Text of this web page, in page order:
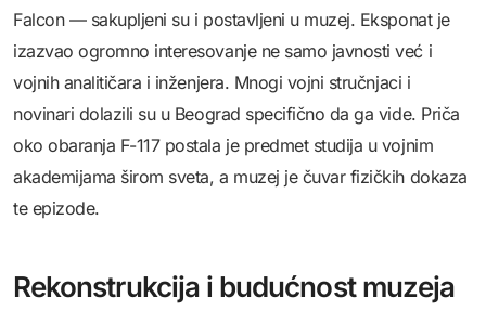
Falcon — sakupljeni su i postavljeni u muzej. Eksponat je
izazvao ogromno interesovanje ne samo javnosti već i
vojnih analitičara i inženjera. Mnogi vojni stručnjaci i
novinari dolazili su u Beograd specifično da ga vide. Priča
oko obaranja F-117 postala je predmet studija u vojnim
akademijama širom sveta, a muzej je čuvar fizičkih dokaza
te epizode.
Rekonstrukcija i budućnost muzeja